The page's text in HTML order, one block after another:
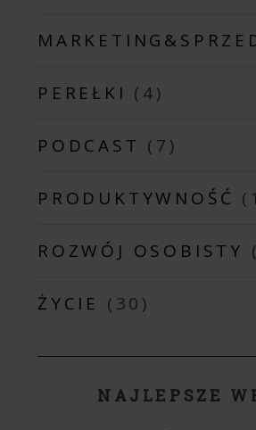
PEREŁKI (4)
PODCAST (7)
PRODUKTYWNOŚĆ
ROZWÓJ OSOBISTY
ŻYCIE (30)
NAJLEPSZE